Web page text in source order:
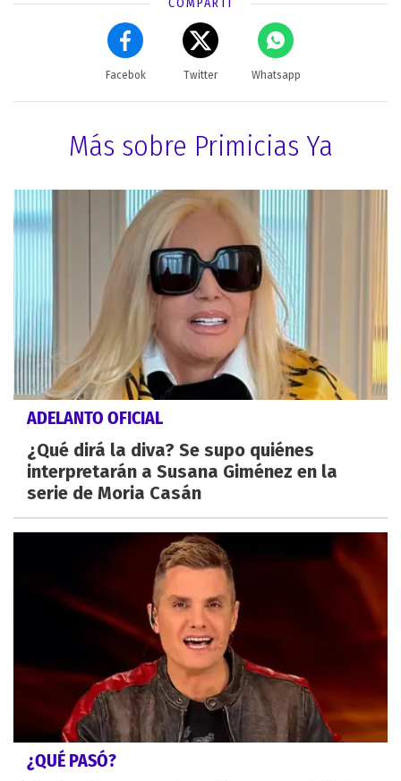
Facebok Twitter Whatsapp
Más sobre Primicias Ya
ADELANTO OFICIAL
¿Qué dirá la diva? Se supo quiénes
interpretarán a Susana Giménez en la
serie de Moria Casán
¿QUÉ PASÓ?